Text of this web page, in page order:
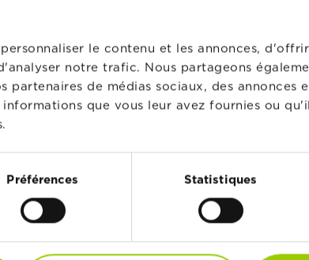
le contenu et les annonces,
notre trafic. Nous partageons
partenaires de médias sociaux, des annonces
que vous leur avez fournies ou
Préférences Statistiques
POUR UNE
originelles de culture. Pour bien
mais surtout pas acide telle qu’une terre de
minimum le soleil de l’après-midi. Plus le rosier
du soleil toute la journée. Et l’inverse se vérifie